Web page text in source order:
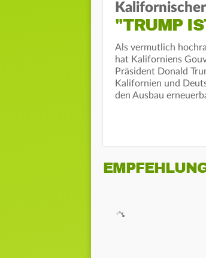
"TRUMP
Als vermutlich
hat Kaliforniens
Präsident Donald
Kalifornien und
den Ausbau